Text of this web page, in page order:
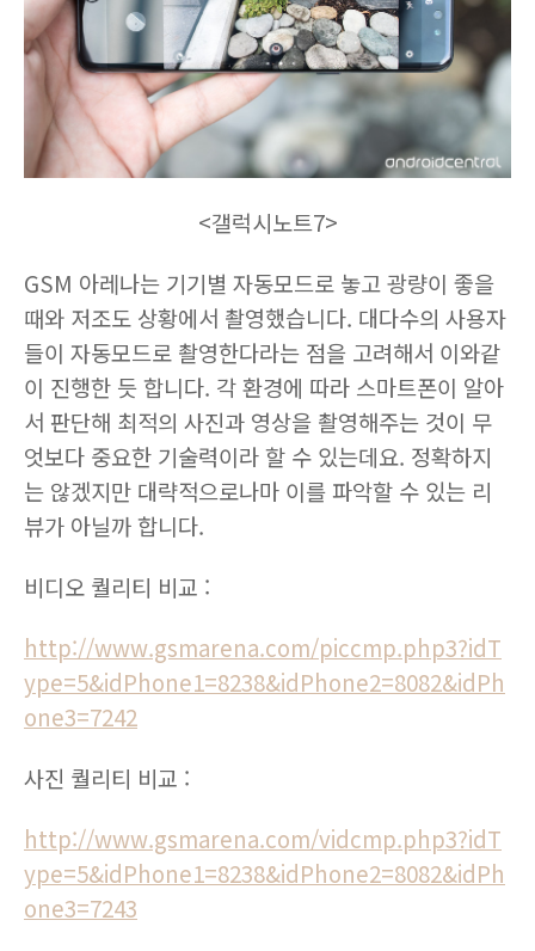
<갤럭시노트7>
GSM 아레나는 기기별 자동모드로 놓고 광량이 좋을
때와 저조도 상황에서 촬영했습니다. 대다수의 사용자
들이 자동모드로 촬영한다라는 점을 고려해서 이와같
이 진행한 듯 합니다. 각 환경에 따라 스마트폰이 알아
서 판단해 최적의 사진과 영상을 촬영해주는 것이 무
엇보다 중요한 기술력이라 할 수 있는데요. 정확하지
는 않겠지만 대략적으로나마 이를 파악할 수 있는 리
뷰가 아닐까 합니다.
비디오 퀄리티 비교 :
http://www.gsmarena.com/piccmp.php3?idT
ype=5&idPhone1=8238&idPhone2=8082&idPh
one3=7242
사진 퀄리티 비교 :
http://www.gsmarena.com/vidcmp.php3?idT
ype=5&idPhone1=8238&idPhone2=8082&idPh
one3=7243